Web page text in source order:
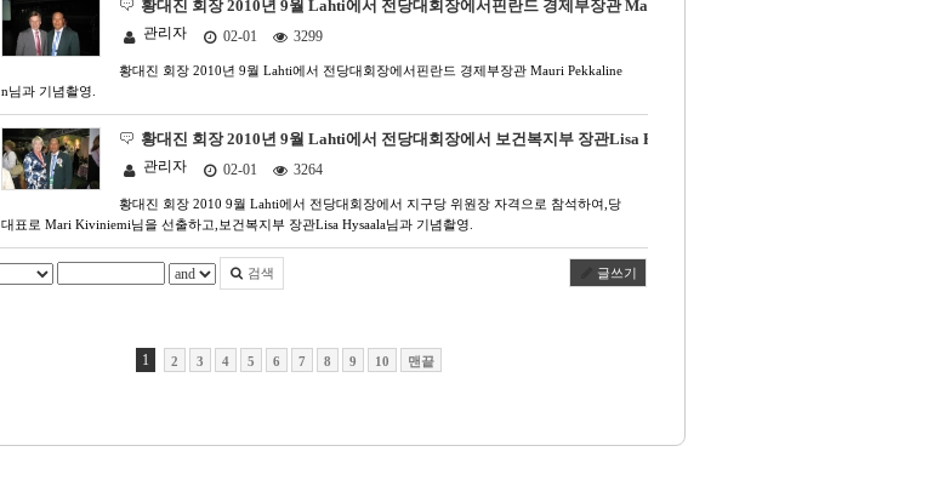
황대진 회장 2010년 9월 Lahti에서 전당대회장에서핀란드 경제부장관 Mauri Pekkalinen님과 …
관리자 02-01 3299
황대진 회장 2010년 9월 Lahti에서 전당대회장에서핀란드 경제부장관 Mauri Pekkaline
n님과 기념촬영.
황대진 회장 2010년 9월 Lahti에서 전당대회장에서 보건복지부 장관Lisa Hysaala님과 기념촬영.
관리자 02-01 3264
황대진 회장 2010 9월 Lahti에서 전당대회장에서 지구당 위원장 자격으로 참석하여,당
대표로 Mari Kiviniemi님을 선출하고,보건복지부 장관Lisa Hysaala님과 기념촬영.
검색 글쓰기
1 2 3 4 5 6 7 8 9 10 맨끝